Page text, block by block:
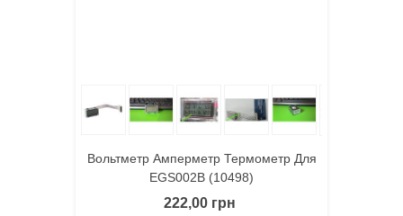
Вольтметр Амперметр Термометр Для
EGS002B (10498)
222,00 грн